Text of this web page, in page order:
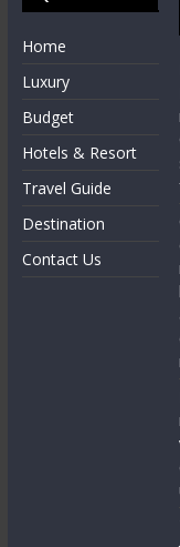
Home
Luxury
Budget
Hotels & Resort
Travel Guide
Destination
Contact Us